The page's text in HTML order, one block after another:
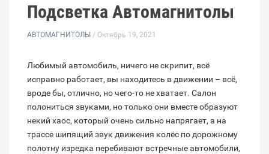
Подсветка Автомагнитолы
АВТОМАГНИТОЛЫ / Октябрь 19, 2021
Любимый автомобиль, ничего не скрипит, всё
исправно работает, вы находитесь в движении – всё,
вроде бы, отлично, но чего-то не хватает. Салон
полониться звуками, но только они вместе образуют
некий хаос, который очень сильно напрягает, а на
трассе шипящий звук движения колёс по дорожному
полотну изредка перебивают встречные автомобили,